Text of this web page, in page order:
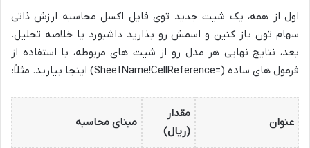
اول از همه، یک شیت جدید توی فایل اکسل محاسبه ارزش ذاتی
سهام تون باز کنین و اسمش رو بذارید داشبورد یا خلاصه تحلیل.
بعد، نتایج نهایی هر مدل رو از شیت های مربوطه، با استفاده از
فرمول های ساده (=SheetName!CellReference) اینجا بیارید. مثلاً:
عنوان
مقدار
(ریال)
مبنای محاسبه